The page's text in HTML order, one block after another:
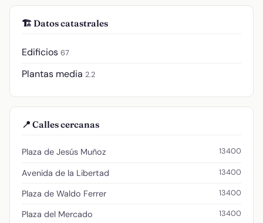
🏗️ Datos catastrales
Edificios 67
Plantas media 2.2
📍 Calles cercanas
Plaza de Jesús Muñoz 13400
Avenida de la Libertad 13400
Plaza de Waldo Ferrer 13400
Plaza del Mercado 13400